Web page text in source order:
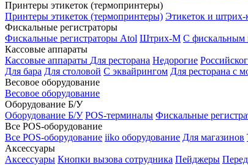
Принтеры этикеток (термопринтеры)
Принтеры этикеток (термопринтеры) Этикеток и штрих-
Фискальные регистраторы
Фискальные регистраторы Atol Штрих-М С фискальным
Кассовые аппараты
Кассовые аппараты Для ресторана Недорогие
Для бара Для столовой С эквайрингом Для ресторана с
Весовое оборудование
Весовое оборудование
Оборудование Б/У
Оборудование Б/У POS-терминалы Фискальные
Все POS-оборудование
Все POS-оборудование iiko оборудование Для магазинов
Аксессуары
Аксессуары Кнопки вызова сотрудника Пейджеры